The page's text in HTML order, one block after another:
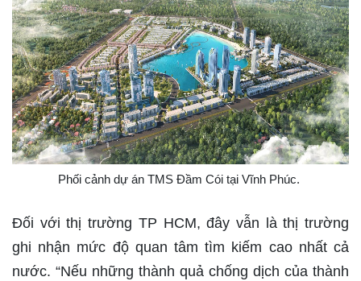
Phối cảnh dự án TMS Đầm Cói tại Vĩnh Phúc.
Đối với thị trường TP HCM, đây vẫn là thị trường
ghi nhận mức độ quan tâm tìm kiếm cao nhất cả
nước. “Nếu những thành quả chống dịch của thành